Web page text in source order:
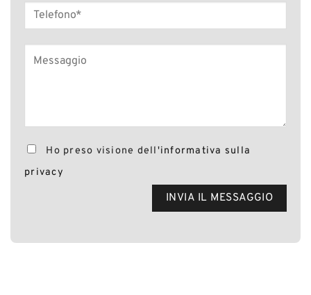
Ho preso visione dell'informativa sulla
privacy